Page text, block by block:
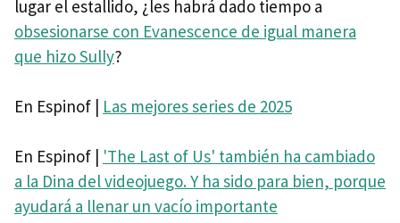
lugar el estallido, ¿les habrá dado tiempo a
obsesionarse con Evanescence de igual manera
que hizo Sully?
En Espinof | Las mejores series de 2025
En Espinof | 'The Last of Us' también ha cambiado
a la Dina del videojuego. Y ha sido para bien, porque
ayudará a llenar un vacío importante